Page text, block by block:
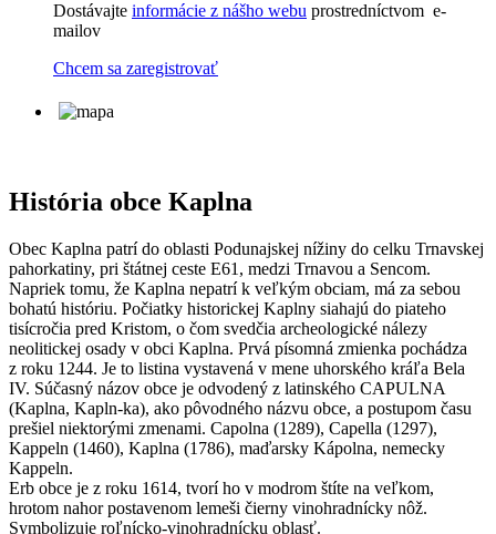
Dostávajte informácie z nášho webu prostredníctvom e-
mailov
Chcem sa zaregistrovať
História obce Kaplna
Obec Kaplna patrí do oblasti Podunajskej nížiny do celku Trnavskej
pahorkatiny, pri štátnej ceste E61, medzi Trnavou a Sencom.
Napriek tomu, že Kaplna nepatrí k veľkým obciam, má za sebou
bohatú históriu. Počiatky historickej Kaplny siahajú do piateho
tisícročia pred Kristom, o čom svedčia archeologické nálezy
neolitickej osady v obci Kaplna. Prvá písomná zmienka pochádza
z roku 1244. Je to listina vystavená v mene uhorského kráľa Bela
IV. Súčasný názov obce je odvodený z latinského CAPULNA
(Kaplna, Kapln-ka), ako pôvodného názvu obce, a postupom času
prešiel niektorými zmenami. Capolna (1289), Capella (1297),
Kappeln (1460), Kaplna (1786), maďarsky Kápolna, nemecky
Kappeln.
Erb obce je z roku 1614, tvorí ho v modrom štíte na veľkom,
hrotom nahor postavenom lemeši čierny vinohradnícky nôž.
Symbolizuje roľnícko-vinohradnícku oblasť.